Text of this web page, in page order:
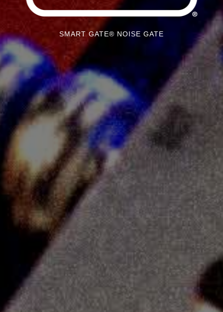
SMART GATE® NOISE GATE